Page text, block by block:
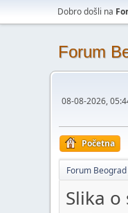
Dobro došli na
Forum
08-08-2026,
Početna
Forum
Slika o